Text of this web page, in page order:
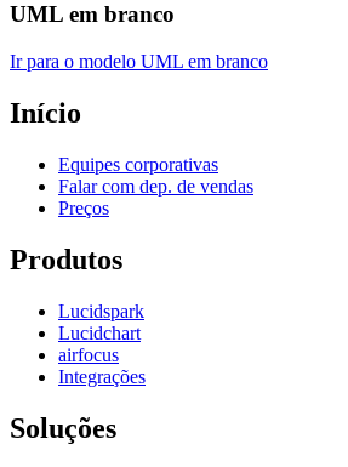
UML em branco
Ir para o modelo UML em branco
Início
Equipes corporativas
Falar com dep. de vendas
Preços
Produtos
Lucidspark
Lucidchart
airfocus
Integrações
Soluções